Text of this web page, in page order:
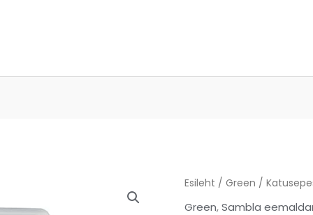
Esileht / Green /
Green,Sambla
Katusepesuaine
kogus